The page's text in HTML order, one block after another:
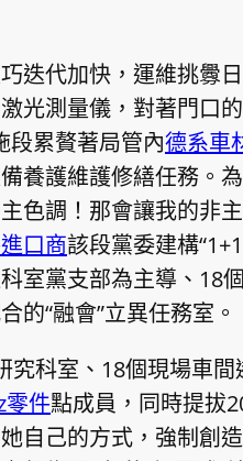
迭代加快，運維挑釁
光測量儀，對著門口
段累贅著局管內德系車
養護維護修繕任務。
主色調！那會讓我的非
口商該段黨委建構
科室黨支部為主導、18
的“融會”立異任務室。
究科室、18個現場車間
零件點成員，同時提拔
自己的方式，強制創